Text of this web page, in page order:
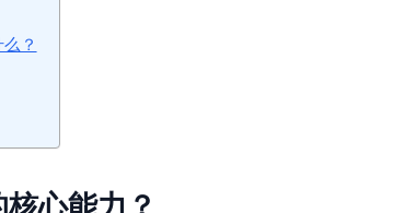
？
心能力？